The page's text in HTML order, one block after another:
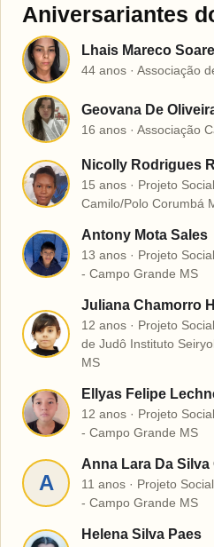
Aniversariantes
L Lhais Mareco
44 anos · Associação
G Geovana De
16 anos · Associação
N
Nicolly Rodrigues
15 anos · Projeto
Camilo/Polo Corumbá
A
Antony Mota Sales
13 anos · Projeto
- Campo Grande MS
J
Juliana Chamorro
12 anos · Projeto
de Judô Instituto
MS
E
Ellyas Felipe
12 anos · Projeto
- Campo Grande MS
A
Anna Lara Da Silva
11 anos · Projeto
- Campo Grande MS
Helena Silva Paes